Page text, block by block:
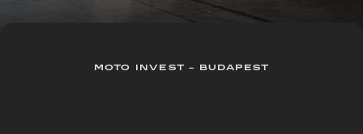
MOTO INVEST - BUDAPEST